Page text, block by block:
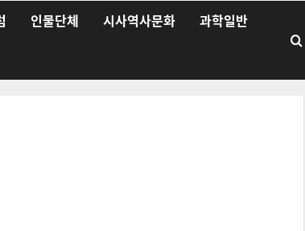
인물단체 시사역사문화 과학일반